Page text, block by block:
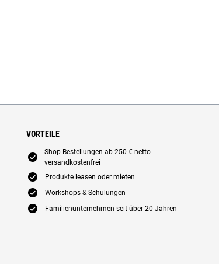
VORTEILE
E
Shop-Bestellungen ab 250 € netto
versandkostenfrei
E Produkte leasen oder mieten
E Workshops & Schulungen
E Familienunternehmen seit über 20 Jahren